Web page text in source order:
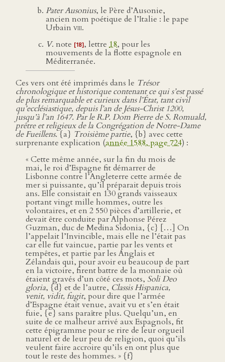
Pater Ausonius, le Père d’Ausonie,
ancien nom poétique de l’Italie : le pape
Urbain viii.
V. note [18], lettre 18, pour les
mouvements de la flotte espagnole en
Méditerranée.
Ces vers ont été imprimés dans le Trésor
chronologique et historique contenant ce qui s’est passé
de plus remarquable et curieux dans l’État, tant civil
qu’ecclésiastique, depuis l’an de Jésus-Christ 1200,
jusqu’à l’an 1647. Par le R.P. Dom Pierre de S. Romuald,
prêtre et religieux de la Congrégation de Notre-Dame
de Fueillens.{a} Troisième partie, {b} avec cette
surprenante explication (année 1588, page 724) :
« Cette même année, sur la fin du mois de
mai, le roi d’Espagne fit démarrer de
Lisbonne contre l’Angleterre cette armée de
mer si puissante, qu’il préparait depuis trois
ans. Elle consistait en 130 grands vaisseaux
portant vingt mille hommes, outre les
volontaires, et en 2 550 pièces d’artillerie, et
devait être conduite par Alphonse Pérez
Guzman, duc de Medina Sidonia, {c} […] On
l’appelait l’Invincible, mais elle ne l’était pas
car elle fut vaincue, partie par les vents et
tempêtes, et partie par les Anglais et
Zélandais qui, pour avoir eu beaucoup de part
en la victoire, firent battre de la monnaie où
étaient gravés d’un côté ces mots, Soli Deo
gloria, {d} et de l’autre, Classis Hispanica,
venit, vidit, fugit, pour dire que l’armée
d’Espagne était venue, avait vu et s’en était
fuie, {e} sans paraître plus. Quelqu’un, en
suite de ce malheur arrivé aux Espagnols, fit
cette épigramme pour se rire de leur orgueil
naturel et de leur peu de religion, quoi qu’ils
veulent faire accroire qu’ils en ont plus que
tout le reste des hommes. » {f}